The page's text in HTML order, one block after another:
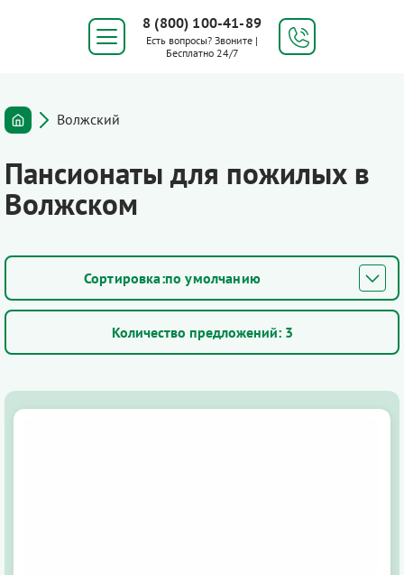
8 (800) 100-41-89
Есть вопросы? Звоните |
Бесплатно 24/7
Волжский
Пансионаты для пожилых в
Волжском
по умолчанию
Количество предложений: 3